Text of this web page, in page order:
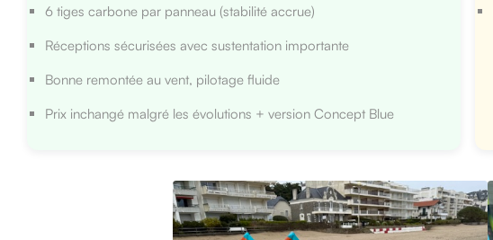
6 tiges carbone par panneau (stabilité accrue)
Réceptions sécurisées avec sustentation importante
Bonne remontée au vent, pilotage fluide
Prix inchangé malgré les évolutions + version Concept Blue